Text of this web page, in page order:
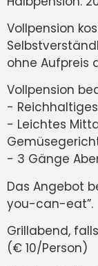
Vollpension
ohne Aufpreis
Vollpension
-
- Leichtes
- 3 Gänge
Das Angebot
you-can-eat”.
Grillabend,
(€ 10/Person)